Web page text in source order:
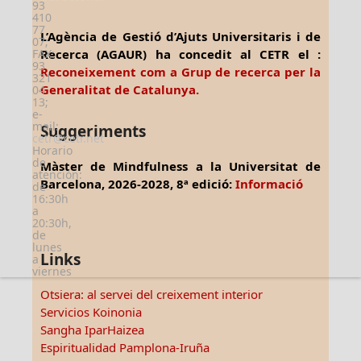
L’Agència de Gestió d’Ajuts Universitaris i de
Recerca (AGAUR) ha concedit al CETR el :
Reconeixement com a Grup de recerca per la
Generalitat de Catalunya.
Suggeriments
Màster de Mindfulness a la Universitat de
Barcelona, 2026-2028, 8ª edició: Informació
Links
Otsiera: al servei del creixement interior
Servicios Koinonia
Sangha IparHaizea
Espiritualidad Pamplona-Iruña
93
410
77
07;
FAX:
93
321
04
13;
e-
mail:
cetr@cetr.net
Horario
de
atención:
de
16:30h
a
20:30h,
de
lunes
a
viernes